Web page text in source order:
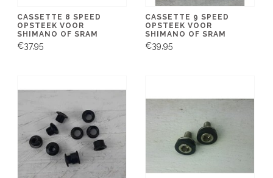
CASSETTE 8 SPEED
OPSTEEK VOOR
SHIMANO OF SRAM
€37,95
CASSETTE 9 SPEED
OPSTEEK VOOR
SHIMANO OF SRAM
€39,95